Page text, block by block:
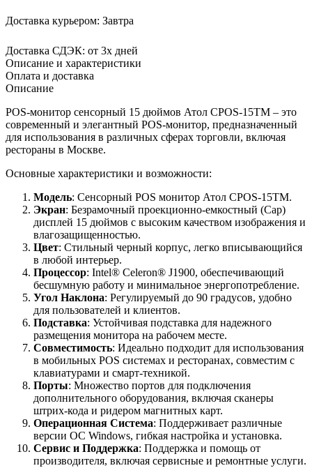
Доставка курьером: Завтра
Доставка СДЭК: от 3х дней
Описание и характеристики
Оплата и доставка
Описание
POS-монитор сенсорный 15 дюймов Атол CPOS-15TM – это
современный и элегантный POS-монитор, предназначенный
для использования в различных сферах торговли, включая
рестораны в Москве.
Основные характеристики и возможности:
Модель: Сенсорный POS монитор Атол CPOS-15TM.
Экран: Безрамочный проекционно-емкостный (Cap)
дисплей 15 дюймов с высоким качеством изображения и
влагозащищенностью.
Цвет: Стильный черный корпус, легко вписывающийся
в любой интерьер.
Процессор: Intel® Celeron® J1900, обеспечивающий
бесшумную работу и минимальное энергопотребление.
Угол Наклона: Регулируемый до 90 градусов, удобно
для пользователей и клиентов.
Подставка: Устойчивая подставка для надежного
размещения монитора на рабочем месте.
Совместимость: Идеально подходит для использования
в мобильных POS системах и ресторанах, совместим с
клавиатурами и смарт-техникой.
Порты: Множество портов для подключения
дополнительного оборудования, включая сканеры
штрих-кода и ридером магнитных карт.
Операционная Система: Поддерживает различные
версии ОС Windows, гибкая настройка и установка.
Сервис и Поддержка: Поддержка и помощь от
производителя, включая сервисные и ремонтные услуги.